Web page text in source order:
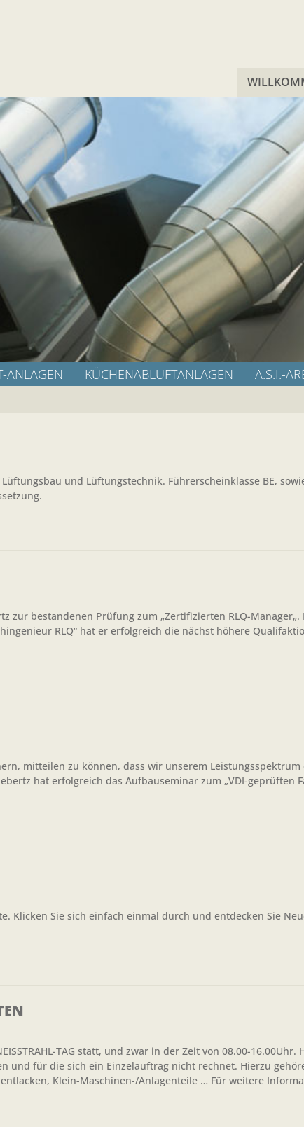
ANLAGEN KÜCHENABLUFTANLAGEN A.S.I.-
und Lüftungstechnik. Führerscheinklasse BE,
zur bestandenen Prüfung zum „Zertifizierten RLQ-Manager„.
RLQ“ hat er erfolgreich die nächst höhere
mitteilen zu können, dass wir unserem Leistungsspektrum
hat erfolgreich das Aufbauseminar zum „VDI-geprüften
Klicken Sie sich einfach einmal durch und entdecken Sie
TAG statt, und zwar in der Zeit von 08.00-16.00Uhr.
und für die sich ein Einzelauftrag nicht rechnet. Hierzu
Klein-Maschinen-/Anlagenteile … Für weitere